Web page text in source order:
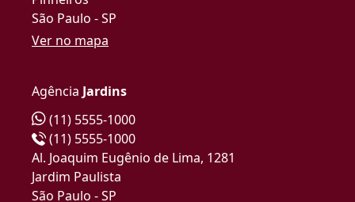
São Paulo - SP
Ver no mapa
Agência Jardins
(11) 5555-1000
(11) 5555-1000
Al. Joaquim Eugênio de Lima, 1281
Jardim Paulista
São Paulo - SP